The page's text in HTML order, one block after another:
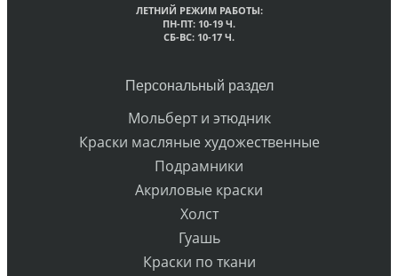
ЛЕТНИЙ РЕЖИМ РАБОТЫ:
ПН-ПТ: 10-19 Ч.
СБ-ВС: 10-17 Ч.
Персональный раздел
Мольберт и этюдник
Краски масляные художественные
Подрамники
Акриловые краски
Холст
Гуашь
Краски по ткани